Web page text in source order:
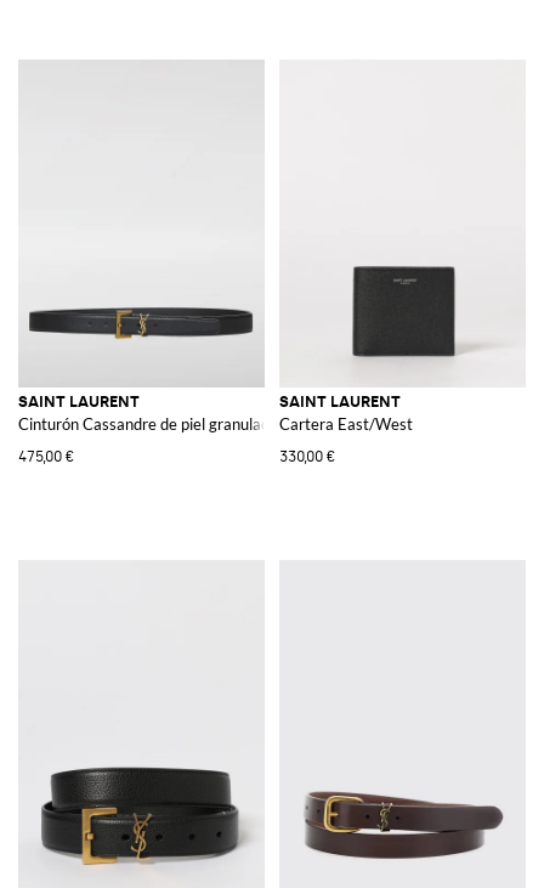
SAINT LAURENT
Cinturón Cassandre de piel granulada
475,00 €
SAINT LAURENT
Cartera East/West
330,00 €